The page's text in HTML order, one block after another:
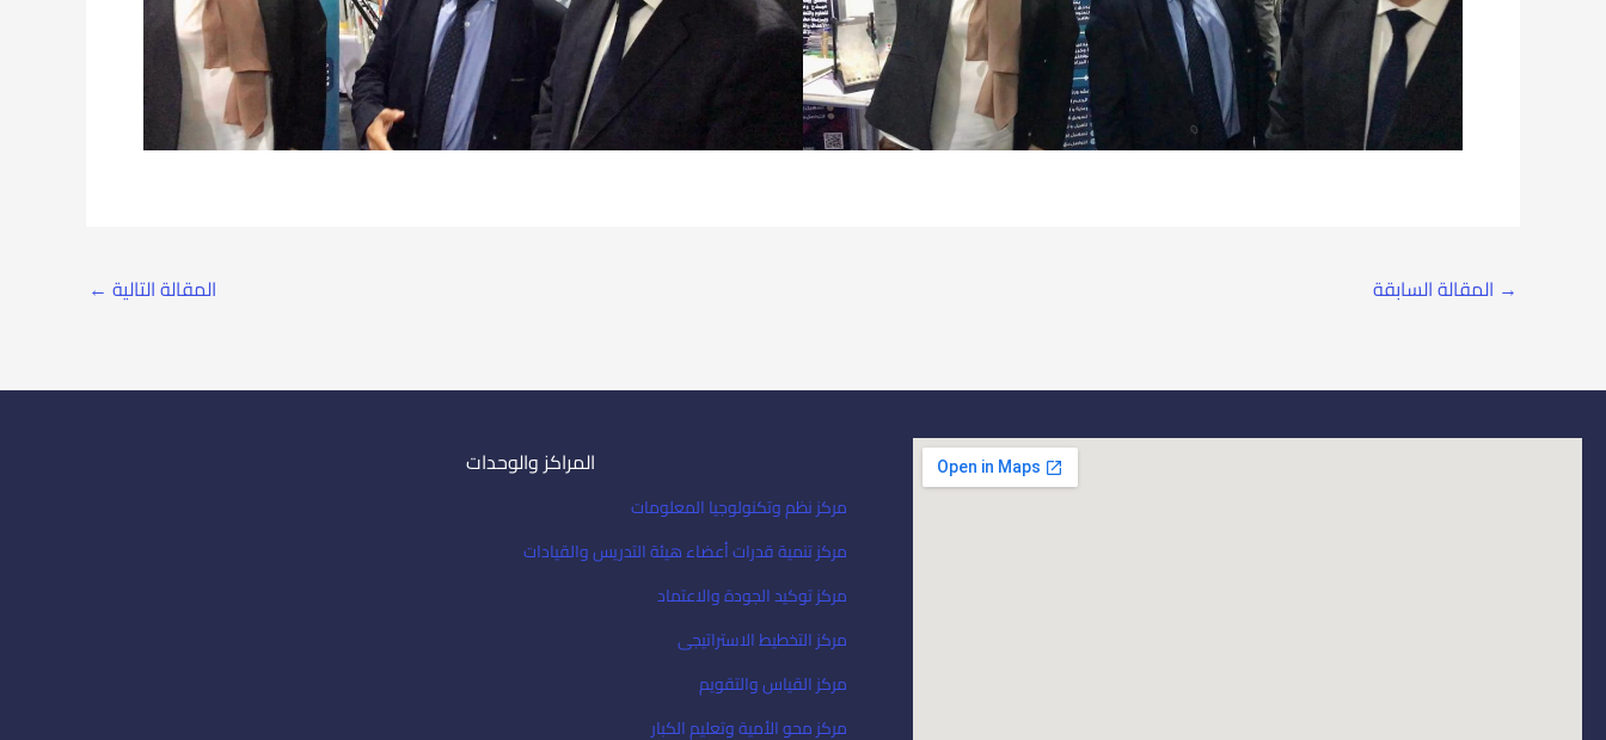
→ المقالة السابقة المقالة التالية ←
المراكز والوحدات
مركز نظم وتكنولوجيا المعلومات
مركز تنمية قدرات أعضاء هيئة التدريس والقيادات
مركز توكيد الجودة والاعتماد
مركز التخطيط الاستراتيجى
مركز القياس والتقويم
مركز محو الأمية وتعليم الكبار